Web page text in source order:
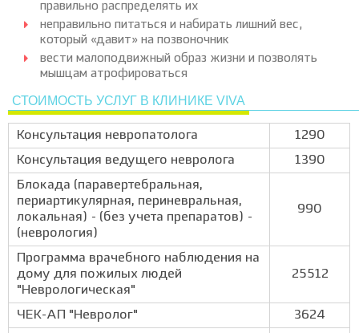
правильно распределять их
неправильно питаться и набирать лишний вес,
который «давит» на позвоночник
вести малоподвижный образ жизни и позволять
мышцам атрофироваться
СТОИМОСТЬ УСЛУГ В КЛИНИКЕ VIVA
Консультация невропатолога
1290
Консультация ведущего невролога
1390
Блокада (паравертебральная,
периартикулярная, периневральная,
локальная) - (без учета препаратов) -
(неврология)
990
Программа врачебного наблюдения на
дому для пожилых людей
"Неврологическая"
25512
ЧЕК-АП "Невролог"
3624